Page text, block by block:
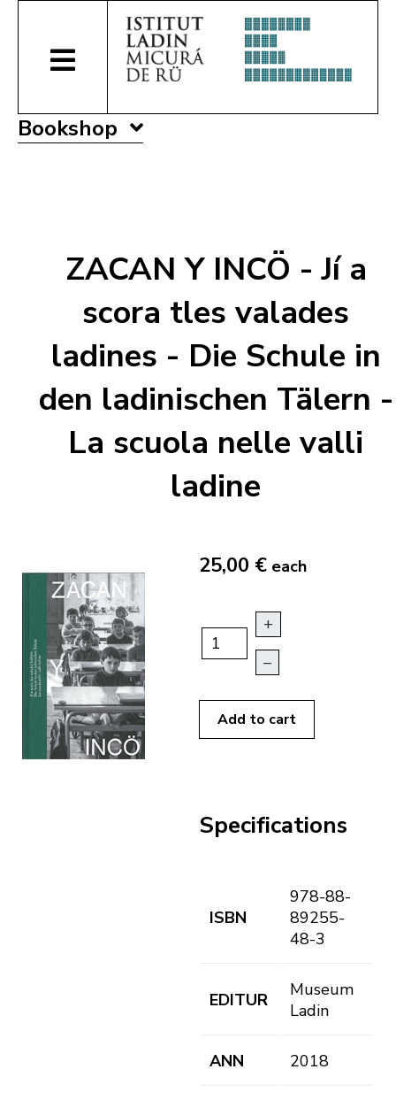
Bookshop
ZACAN Y INCÖ - Jí a
scora tles valades
ladines - Die Schule in
den ladinischen Tälern -
La scuola nelle valli
ladine
25,00 € each
+
–
Add to cart
Specifications
ISBN
978-88-
89255-
48-3
EDITUR
Museum
Ladin
ANN 2018